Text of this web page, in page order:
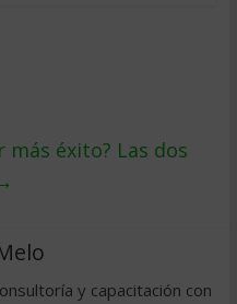
más éxito? Las dos
y capacitación con